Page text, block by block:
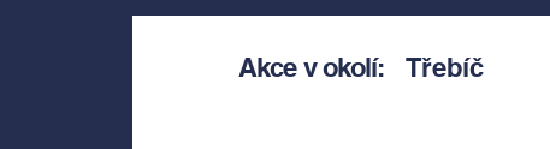
Akce v okolí: Třebíč